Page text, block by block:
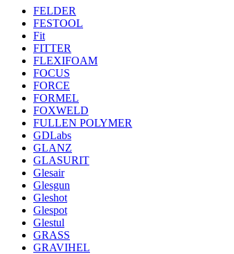
FELDER
FESTOOL
Fit
FITTER
FLEXIFOAM
FOCUS
FORCE
FORMEL
FOXWELD
FULLEN POLYMER
GDLabs
GLANZ
GLASURIT
Glesair
Glesgun
Gleshot
Glespot
Glestul
GRASS
GRAVIHEL